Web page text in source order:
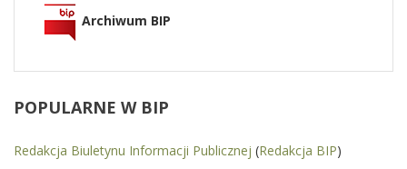
Archiwum BIP
POPULARNE W BIP
Redakcja Biuletynu Informacji Publicznej (Redakcja BIP)